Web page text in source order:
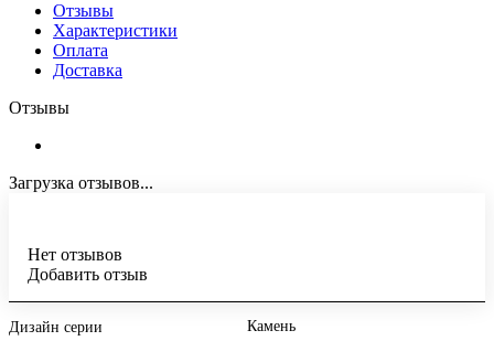
Отзывы
Характеристики
Оплата
Доставка
Отзывы
Загрузка отзывов...
Нет отзывов
Добавить отзыв
Дизайн серии Камень